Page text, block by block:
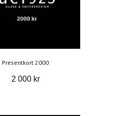
Presentkort 2000
2 000 kr